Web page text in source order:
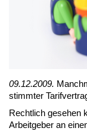
09.12.2009.
stimm­ter
Recht­lich ge­se­hen
Ar­beit­ge­ber an